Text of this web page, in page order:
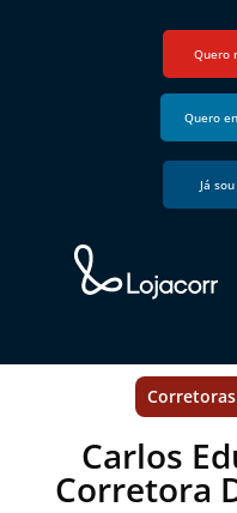
Quero
Quero
Já
Carlos
Corretora